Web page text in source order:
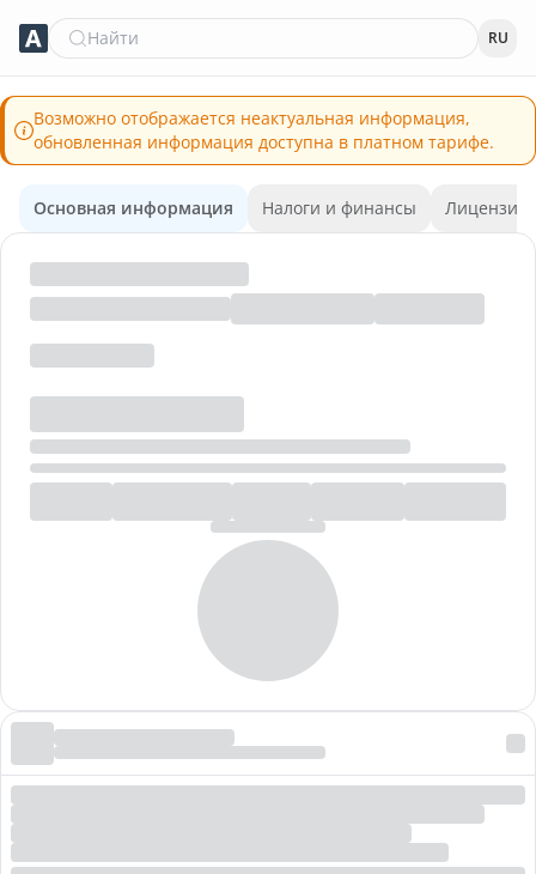
Найти RU
Возможно отображается неактуальная информация,
обновленная информация доступна в платном тарифе.
Основная информация Налоги и финансы Лицензии